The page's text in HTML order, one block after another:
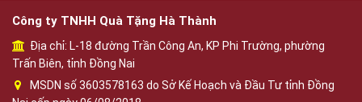
Công ty TNHH Quà Tặng Hà Thành
Địa chỉ: L-18 đường Trần Công An, KP Phi Trường, phường
Trấn Biên, tỉnh Đồng Nai
MSDN số 3603578163 do Sở Kế Hoạch và Đầu Tư tỉnh Đồng